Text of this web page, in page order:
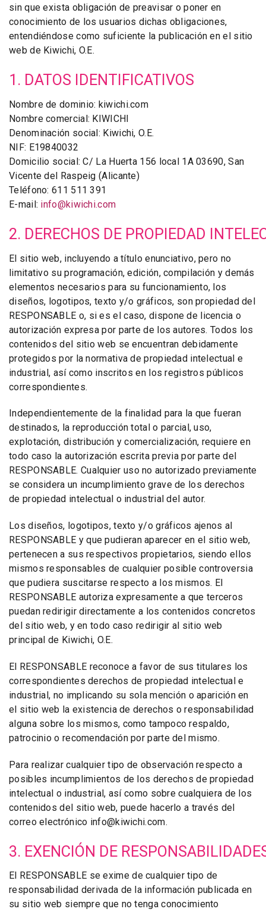
sin que exista obligación de preavisar o poner en
conocimiento de los usuarios dichas obligaciones,
entendiéndose como suficiente la publicación en el sitio
web de Kiwichi, O.E.
1. DATOS IDENTIFICATIVOS
Nombre de dominio: kiwichi.com
Nombre comercial: KIWICHI
Denominación social: Kiwichi, O.E.
NIF: E19840032
Domicilio social: C/ La Huerta 156 local 1A 03690, San
Vicente del Raspeig (Alicante)
Teléfono: 611 511 391
E-mail: info@kiwichi.com
2. DERECHOS DE PROPIEDAD
El sitio web, incluyendo a título enunciativo, pero no
limitativo su programación, edición, compilación y demás
elementos necesarios para su funcionamiento, los
diseños, logotipos, texto y/o gráficos, son propiedad del
RESPONSABLE o, si es el caso, dispone de licencia o
autorización expresa por parte de los autores. Todos los
contenidos del sitio web se encuentran debidamente
protegidos por la normativa de propiedad intelectual e
industrial, así como inscritos en los registros públicos
correspondientes.
Independientemente de la finalidad para la que fueran
destinados, la reproducción total o parcial, uso,
explotación, distribución y comercialización, requiere en
todo caso la autorización escrita previa por parte del
RESPONSABLE. Cualquier uso no autorizado previamente
se considera un incumplimiento grave de los derechos
de propiedad intelectual o industrial del autor.
Los diseños, logotipos, texto y/o gráficos ajenos al
RESPONSABLE y que pudieran aparecer en el sitio web,
pertenecen a sus respectivos propietarios, siendo ellos
mismos responsables de cualquier posible controversia
que pudiera suscitarse respecto a los mismos. El
RESPONSABLE autoriza expresamente a que terceros
puedan redirigir directamente a los contenidos concretos
del sitio web, y en todo caso redirigir al sitio web
principal de Kiwichi, O.E.
El RESPONSABLE reconoce a favor de sus titulares los
correspondientes derechos de propiedad intelectual e
industrial, no implicando su sola mención o aparición en
el sitio web la existencia de derechos o responsabilidad
alguna sobre los mismos, como tampoco respaldo,
patrocinio o recomendación por parte del mismo.
Para realizar cualquier tipo de observación respecto a
posibles incumplimientos de los derechos de propiedad
intelectual o industrial, así como sobre cualquiera de los
contenidos del sitio web, puede hacerlo a través del
correo electrónico info@kiwichi.com.
3. EXENCIÓN DE
El RESPONSABLE se exime de cualquier tipo de
responsabilidad derivada de la información publicada en
su sitio web siempre que no tenga conocimiento